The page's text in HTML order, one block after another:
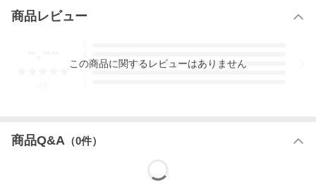
商品レビュー
3
この商品に関するレビューはありません
商品Q&A （0件）